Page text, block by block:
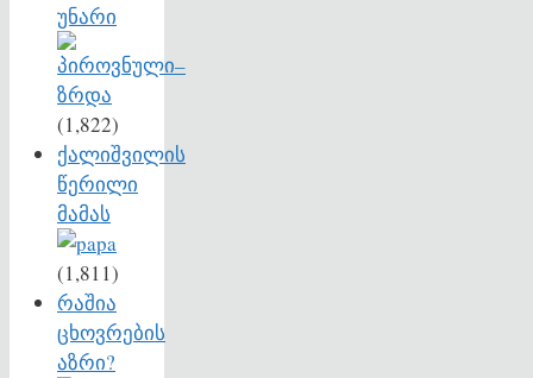
უნარი
(1,822)
ქალიშვილის
წერილი
მამას
(1,811)
რაშია
ცხოვრების
აზრი?